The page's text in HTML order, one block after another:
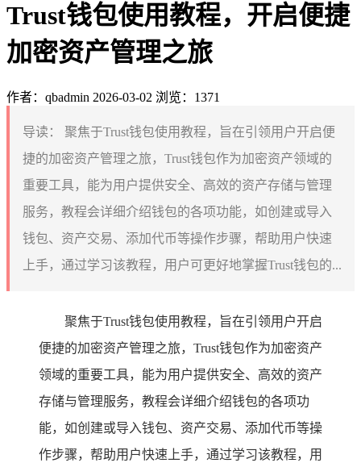
Trust钱包使用教程，开启便捷
加密资产管理之旅
作者：qbadmin 2026-03-02 浏览：1371
导读：
聚焦于Trust钱包使用教程，旨在引领用户开启便
捷的加密资产管理之旅，Trust钱包作为加密资产领域的
重要工具，能为用户提供安全、高效的资产存储与管理
服务，教程会详细介绍钱包的各项功能，如创建或导入
钱包、资产交易、添加代币等操作步骤，帮助用户快速
上手，通过学习该教程，用户可更好地掌握Trust钱包的...
聚焦于Trust钱包使用教程，旨在引领用户开启
便捷的加密资产管理之旅，Trust钱包作为加密资产
领域的重要工具，能为用户提供安全、高效的资产
存储与管理服务，教程会详细介绍钱包的各项功
能，如创建或导入钱包、资产交易、添加代币等操
作步骤，帮助用户快速上手，通过学习该教程，用